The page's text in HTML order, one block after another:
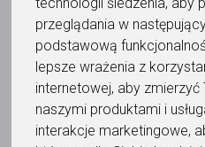
przeglądania w
podstawową
lepsze wrażenia z
internetowej, aby zmierzyć
naszymi produktami i
interakcje marketingowe,
Korepetytor prowadzi
Wyślij